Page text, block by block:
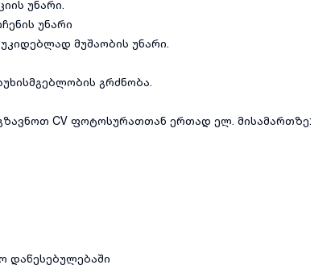
უნარი.
უნარი
მუშაობის უნარი.
გრძნობა.
CV ფოტოსურათთან ერთად ელ. მისამართზე:
დაწესებულებაში